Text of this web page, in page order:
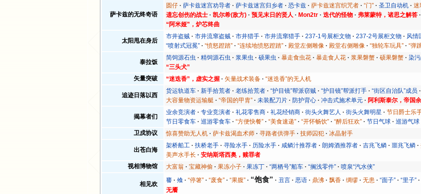
萨卡兹的无终奇语
圆仔 萨卡兹迷宫劝导者 萨卡兹迷宫归乡者 恐卡兹 萨卡兹迷宫织咒者 “门” 圣卫自动机 迷
遗忘创伤的战士
凯尔希(敌方) 预见末日的贤人 Mon2tr 迭代的怪物 弗莱蒙特，诸思之解答
“阿米娅”，炉芯终曲
太阳甩在身后
市井盗贼 市井流窜盗贼 市井猎手 市井流窜猎手 237-1号展柜文物 237-2号展柜文物 风情
“喷射式冠冕”
“愤怒蹬踏” “连续地愤怒蹬踏” 殿堂左侧雕像 殿堂右侧雕像 “独轮车玩具” “弹
泰拉饭
简饲源石虫 精饲源石虫 浆果虫 硕果虫 暴走食虫花 暴走食人花 浆果磐蟹 硕果磐蟹 染
“三头犬”
矢量突破
“迷迭香”，虚实之握 矢量战术装备 “迷迭香”的无人机
追迹日落以西
货运轨道车 新手拾荒者 老练拾荒者 “护目镜”帮派窃贼 “护目镜”帮派打手 “街区自治队”成员
大容量物资运输艇
“帝国的甲胄” 未装配刀片 防护背心 冲击式施术单元 阿利斯泰尔，帝国
揭幕者们
业余竞演者 专业竞演者 礼花零售商 礼花经销商 街头火舞艺人 街头火舞明星 节日爵士乐
节日零食车
巡游零食车 “方便快餐” “美食速递” “开怀畅饮” “醉后狂欢” 节日气球 巡游气球
卫戍协议
惊喜赞助无人机 萨卡兹渴血术师 寻路者供弹手 技师囚犯 冰晶射手
出苍白海
架桥船工 扶桥老手 寻险水手 历险水手 咸鳞汁推荐者 朗姆酒推荐者 吉兆飞鳞 噩兆飞鳞
美声水手长
安纳斯塔西奥，赎罪者
视相博物馆
大富翁 宝藏神偷 果冻小子 果冻丁 “两栖号”船车 “搁浅零件” 喷泉“汽水侠”
相见欢
饔 飧 “停箸” “废食” “果腹” “饱食” 丑言 恶语 鼎沸 飘香 绸缪 无患 “面子” “里子”
无餍